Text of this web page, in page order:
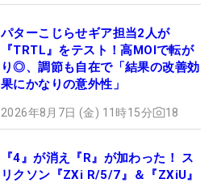
パターこじらせギア担当2人が
『TRTL』をテスト！高MOIで転が
り◎、調節も自在で「結果の改善効
果にかなりの意外性」
2026年8月7日 (金) 11時15分 18
『4』が消え『R』が加わった！ ス
リクソン『ZXi R/5/7』＆『ZXiU』